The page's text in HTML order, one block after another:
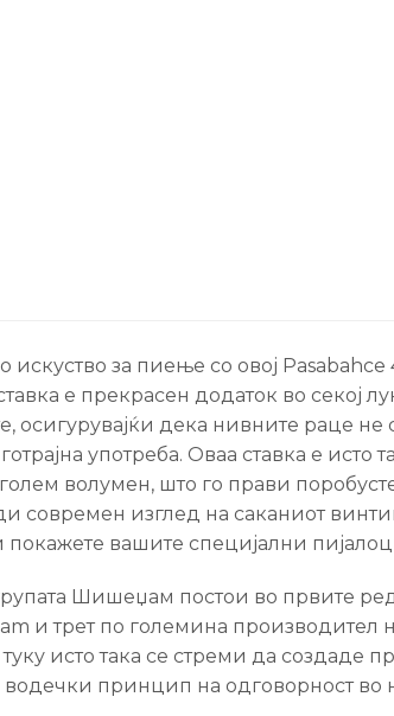
искуство за пиење со овој
е прекрасен додаток во секој
дека нивните раце не
употреба. Оваа ставка е исто
волумен, што го прави
современ изглед на саканиот
вашите специјални
Шишеџам постои во првите
и трет по големина производител
исто така се стреми да создаде
принцип на одговорност во